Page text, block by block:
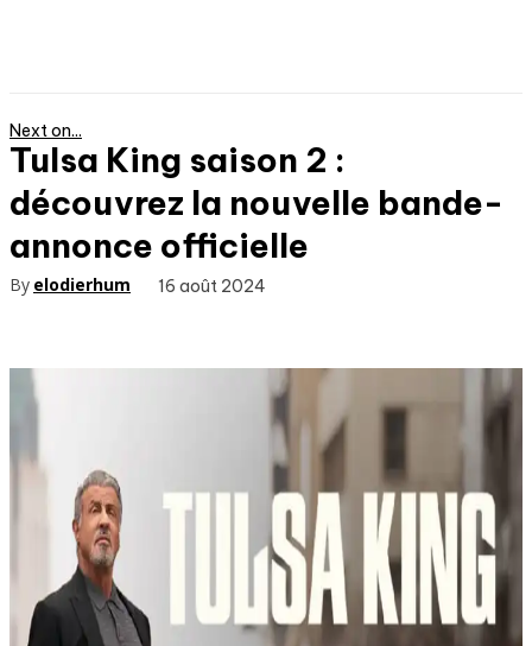
Next on...
Tulsa King saison 2 :
découvrez la nouvelle bande-
annonce officielle
By elodierhum 16 août 2024